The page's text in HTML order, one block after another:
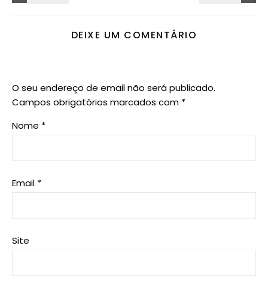
DEIXE UM COMENTÁRIO
O seu endereço de email não será publicado.
Campos obrigatórios marcados com *
Nome *
Email *
Site